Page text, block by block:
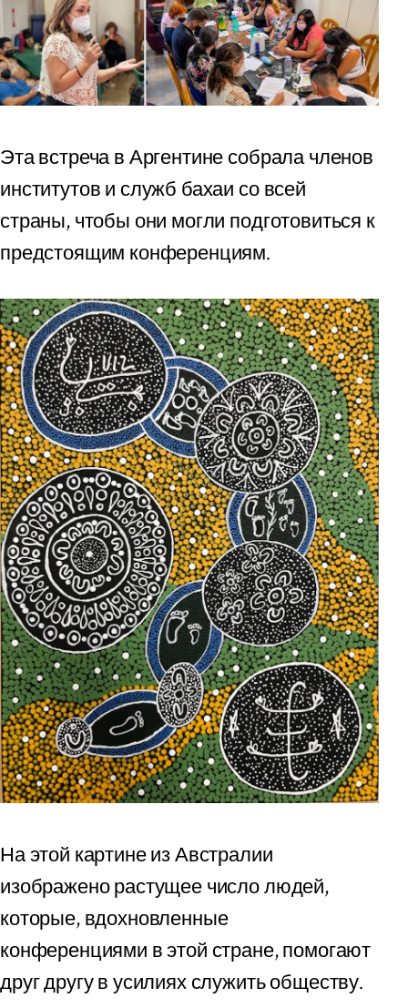
Эта встреча в Аргентине собрала членов
институтов и служб бахаи со всей
страны, чтобы они могли подготовиться к
предстоящим конференциям.
На этой картине из Австралии
изображено растущее число людей,
которые, вдохновленные
конференциями в этой стране, помогают
друг другу в усилиях служить обществу.